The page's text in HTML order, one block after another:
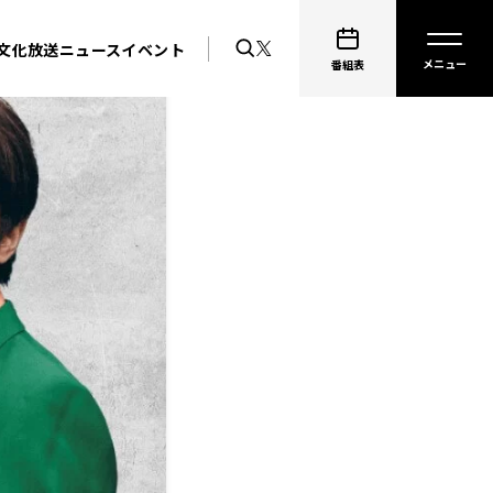
化放送ニュースイベント
番組表